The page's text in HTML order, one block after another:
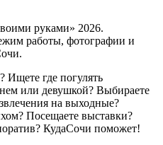
руками» 2026.
работы, фотографии и
Ищете где погулять
или девушкой? Выбираете
на выходные?
Посещаете выставки?
КудаСочи поможет!